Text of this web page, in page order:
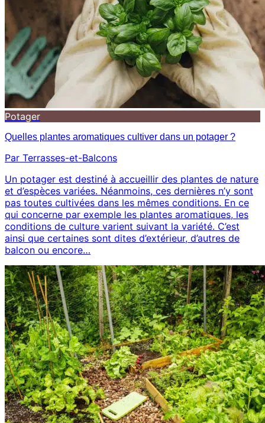
Potager
Quelles plantes aromatiques cultiver dans un potager ?
Par Terrasses-et-Balcons
Un potager est destiné à accueillir des plantes de nature
et d’espèces variées. Néanmoins, ces dernières n’y sont
pas toutes cultivées dans les mêmes conditions. En ce
qui concerne par exemple les plantes aromatiques, les
conditions de culture varient suivant la variété. C’est
ainsi que certaines sont dites d’extérieur, d’autres de
balcon ou encore…